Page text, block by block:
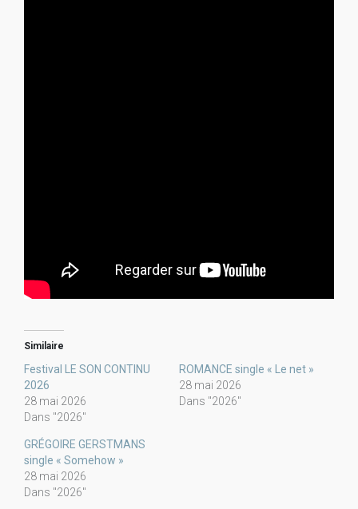
Similaire
Festival LE SON CONTINU
2026
28 mai 2026
Dans "2026"
ROMANCE single « Le net »
28 mai 2026
Dans "2026"
GRÉGOIRE GERSTMANS
single « Somehow »
28 mai 2026
Dans "2026"